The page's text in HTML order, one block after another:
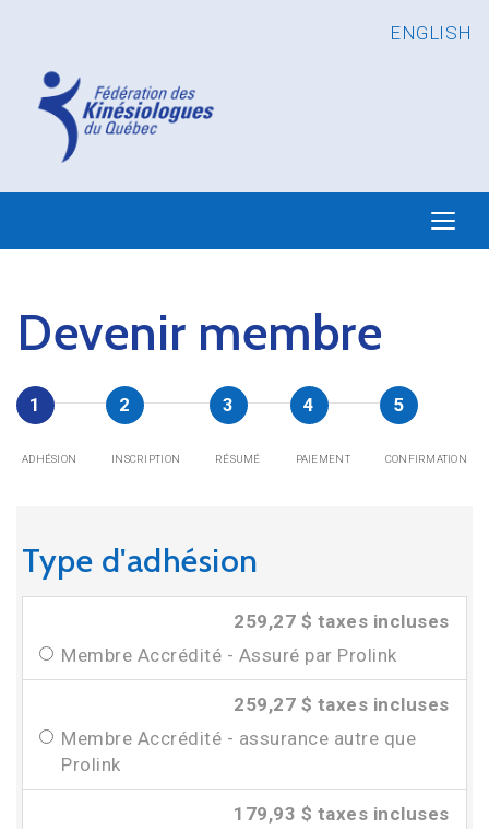
ENGLISH
Devenir membre
ADHÉSION INSCRIPTION RÉSUMÉ PAIEMENT CONFIRMATION
Type d'adhésion
259,27 $ taxes incluses
Membre Accrédité - Assuré par Prolink
259,27 $ taxes incluses
Membre Accrédité - assurance autre que
Prolink
179,93 $ taxes incluses